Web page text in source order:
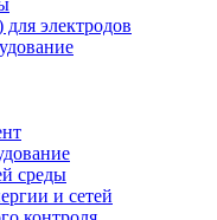
электродов
среды
и сетей